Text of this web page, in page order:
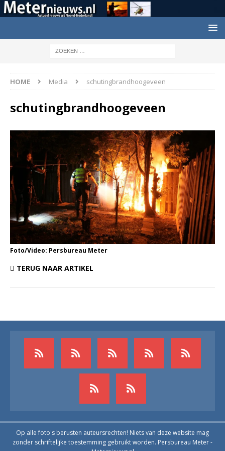
HOME Media schutingbrandhoogeveen
schutingbrandhoogeveen
Foto/Video: Persbureau Meter
TERUG NAAR ARTIKEL
Op alle foto's berusten auteursrechten! Niets van deze website mag
zonder schriftelijke toestemming gebruikt worden. Persbureau Meter -